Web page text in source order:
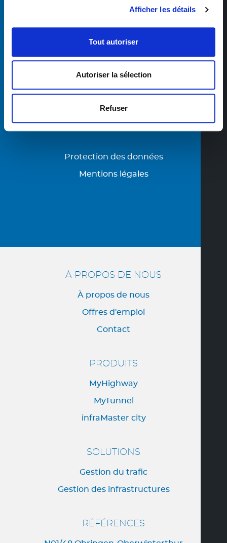
Afficher les détails
Tout autoriser
Autoriser la sélection
Refuser
Protection des données
Mentions légales
À PROPOS DE NOUS
À propos de nous
Offres d'emploi
Contact
PRODUITS
MyHighway
MyTunnel
infraMaster city
SOLUTIONS
Gestion du trafic
Gestion des infrastructures
RÉFÉRENCES